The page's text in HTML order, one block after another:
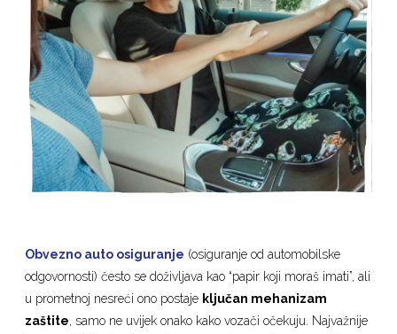
Obvezno auto osiguranje (osiguranje od automobilske
odgovornosti) često se doživljava kao “papir koji moraš imati”, ali
u prometnoj nesreći ono postaje ključan mehanizam
zaštite, samo ne uvijek onako kako vozači očekuju. Najvažnije